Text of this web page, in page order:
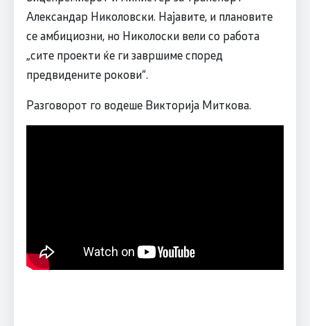
Александар Николовски. Најавите, и плановите
се амбициозни, но Николоски вели со работа
„сите проекти ќе ги завршиме според
предвидените рокови“.
Разговорот го водеше Викторија Миткова.